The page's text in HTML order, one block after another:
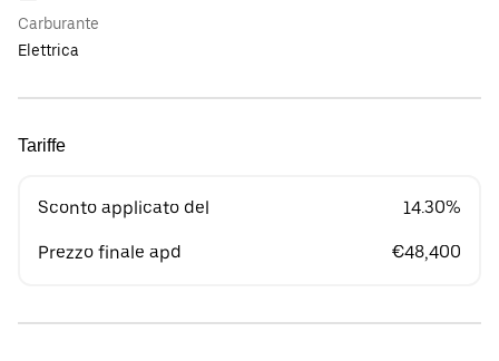
Carburante
Elettrica
Tariffe
Sconto applicato del 14.30%
Prezzo finale apd €48,400